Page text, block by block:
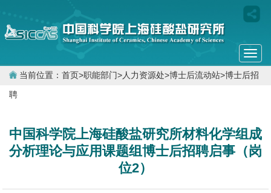
当前位置： 首页>职能部门>人力资源处>博士后流动站>博士后招
聘
中国科学院上海硅酸盐研究所材料化学组成
分析理论与应用课题组博士后招聘启事（岗
位2）